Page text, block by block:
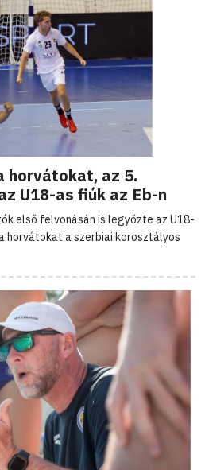
horvátokat, az 5.
U18-as fiúk az Eb-n
első felvonásán is legyőzte az U18-
a szerbiai korosztályos